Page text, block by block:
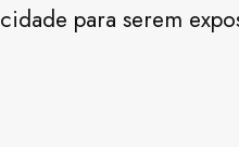
para serem